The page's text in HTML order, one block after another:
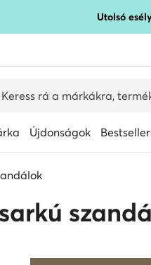
Utolsó
Újdonságok